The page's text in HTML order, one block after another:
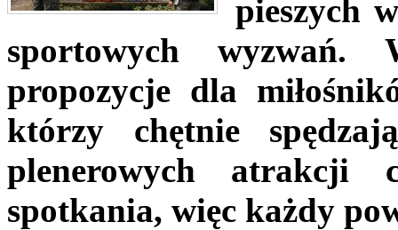
pieszych
sportowych wyzwań.
propozycje dla
którzy chętnie
plenerowych atrakcji
spotkania, więc każdy